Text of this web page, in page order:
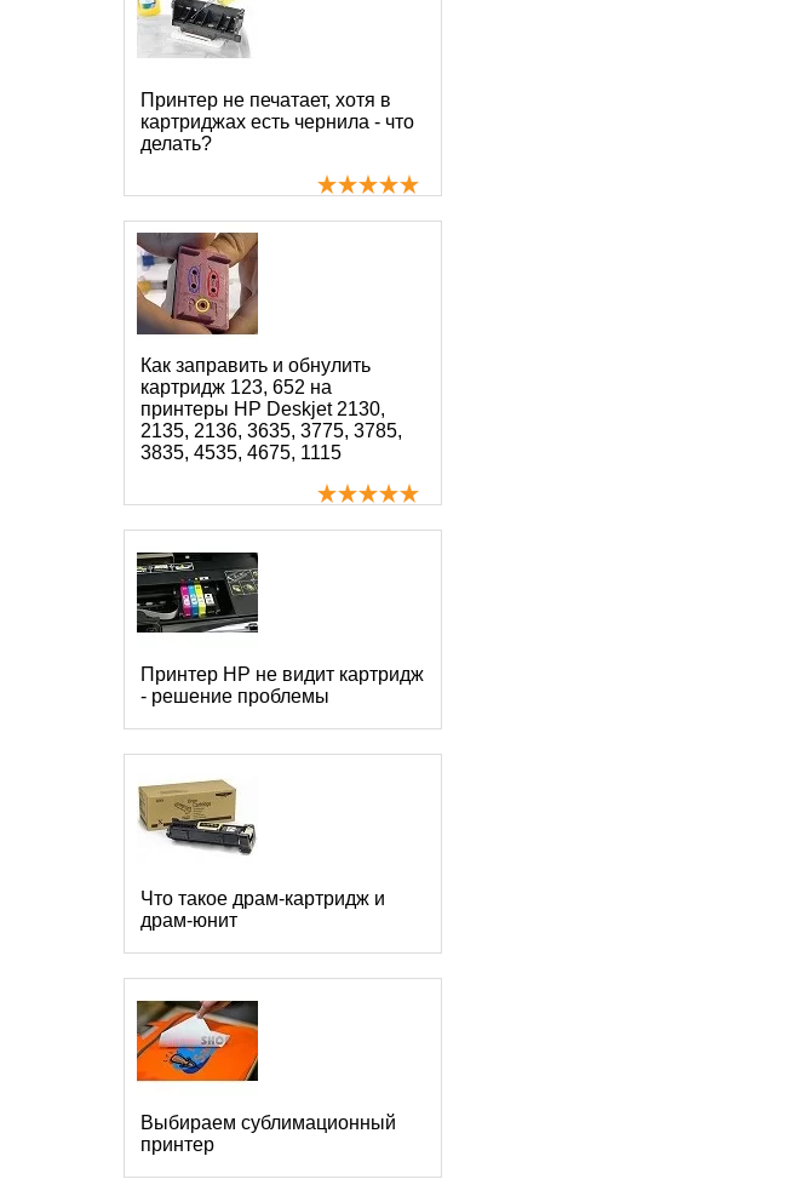
Принтер не печатает, хотя в
картриджах есть чернила - что
делать?
Как заправить и обнулить
картридж 123, 652 на
принтеры HP Deskjet 2130,
2135, 2136, 3635, 3775, 3785,
3835, 4535, 4675, 1115
Принтер HP не видит картридж
- решение проблемы
Что такое драм-картридж и
драм-юнит
Выбираем сублимационный
принтер